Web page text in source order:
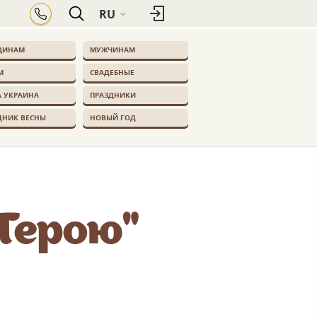
RU
МУЖЧИНАМ
СВАДЕБНЫЕ
ПРАЗДНИКИ
ВЕСНЫ НОВЫЙ ГОД